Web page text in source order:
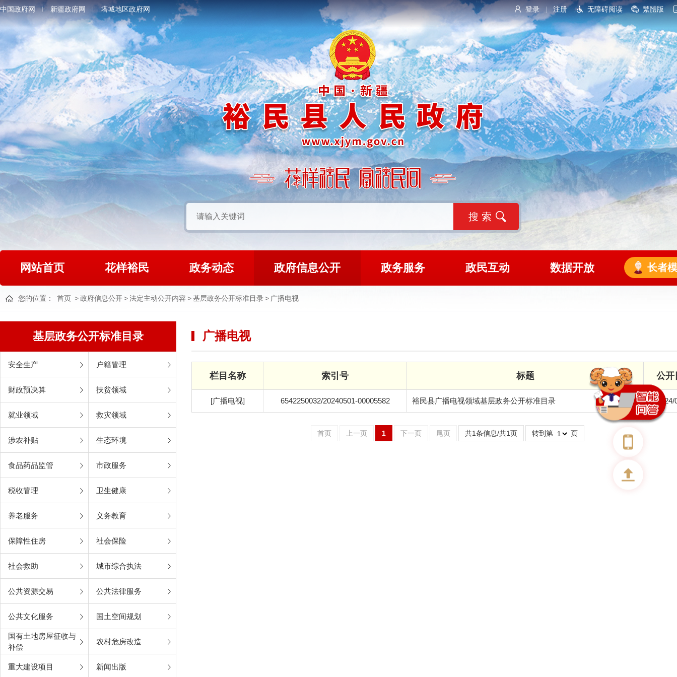
登录 注册 无障碍阅读 繁體版
中国政府网 新疆政府网 塔城地区政府网
网站首页 花样裕民 政务动态 政府信息公开 政务服务 政民互动 数据开放 长者
您的位置： 首页 >政府信息公开>法定主动公开内容 >基层政务公开标准目录> 广播电视
基层政务公开标准目录
安全生产 户籍管理
财政预决算 扶贫领域
就业领域 救灾领域
涉农补贴 生态环境
食品药品监管 市政服务
税收管理 卫生健康
养老服务 义务教育
保障性住房 社会保险
社会救助 城市综合执法
公共资源交易 公共法律服务
公共文化服务 国土空间规划
国有土地房屋征收与
补偿
农村危房改造
重大建设项目 新闻出版
广播电视
栏目名称 索引号 标题 公开
[广播电视] 6542250032/20240501-00005582 裕民县广播电视领域基层政务公开标准目录 2024/
首页 上一页 1 下一页 尾页 共1条信息/共1页 转到第 页